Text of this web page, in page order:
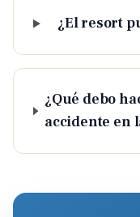
¿El resort
¿Qué debo
accidente en